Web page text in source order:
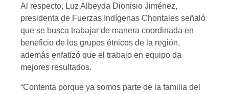
Al respecto, Luz Albeyda Dionisio Jiménez,
presidenta de Fuerzas Indígenas Chontales señaló
que se busca trabajar de manera coordinada en
beneficio de los grupos étnicos de la región,
además enfatizó que el trabajo en equipo da
mejores resultados.
“Contenta porque ya somos parte de la familia del